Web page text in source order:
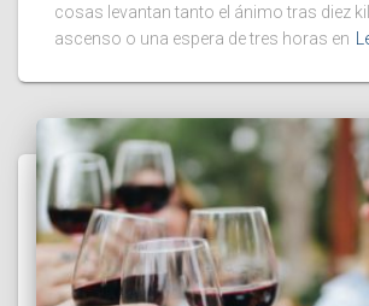
cosas levantan tanto el ánimo tras diez
ascenso o una espera de tres horas en